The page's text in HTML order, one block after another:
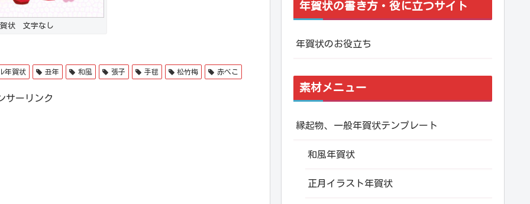
賀状 文字なし
年賀状 丑年 和風 張子 手毬 松竹梅 赤べこ
サーリンク
年賀状の書き方・役に立つサイト
年賀状のお役立ち
素材メニュー
縁起物、一般年賀状テンプレート
和風年賀状
正月イラスト年賀状